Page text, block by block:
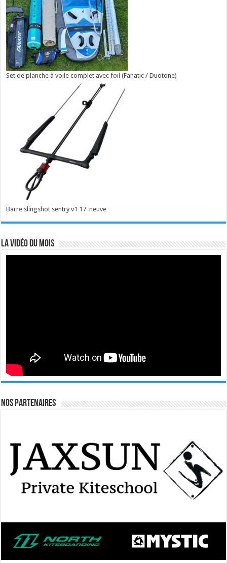
Set de planche à voile complet avec foil (Fanatic / Duotone)
Barre slingshot sentry v1 17' neuve
La vidéo du mois
Nos Partenaires